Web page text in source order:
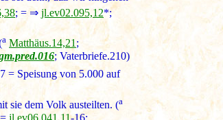
; = ⇒ jl.ev02.095,12*;
a Matthäus.14,21;
; Vaterbriefe.210)
= Speisung von 5.000 auf
sie dem Volk austeilten. (a